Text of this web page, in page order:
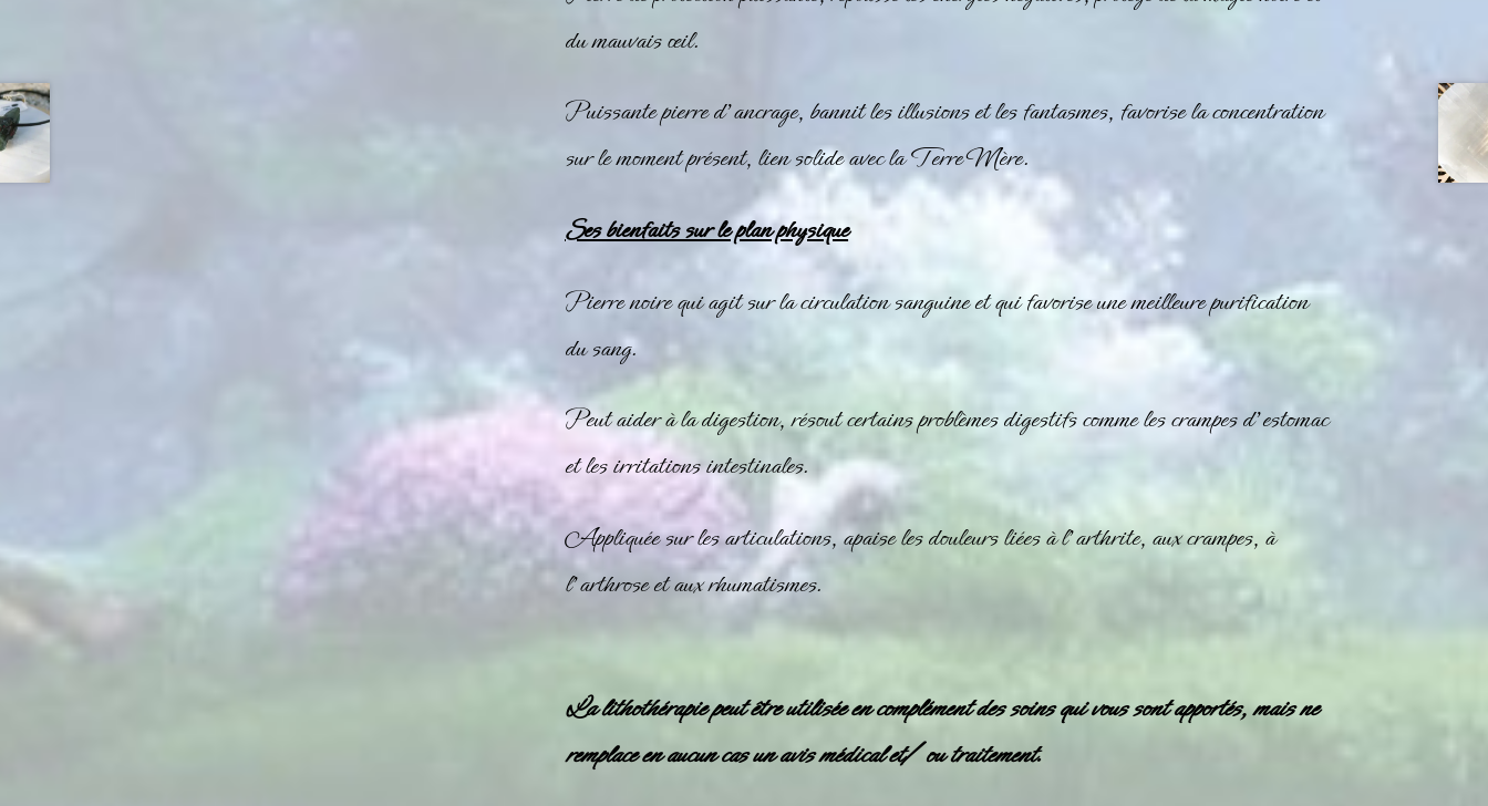
du mauvais œil.
Puissante pierre d’ancrage, bannit les illusions et les fantasmes, favorise la concentration
sur le moment présent, lien solide avec la Terre Mère.
Ses bienfaits sur le plan physique
Pierre noire qui agit sur la circulation sanguine et qui favorise une meilleure purification
du sang.
Peut aider à la digestion, résout certains problèmes digestifs comme les crampes d’estomac
et les irritations intestinales.
Appliquée sur les articulations, apaise les douleurs liées à l’arthrite, aux crampes, à
l’arthrose et aux rhumatismes.
La lithothérapie peut être utilisée en complément des soins qui vous sont apportés, mais ne
remplace en aucun cas un avis médical et/ ou traitement.